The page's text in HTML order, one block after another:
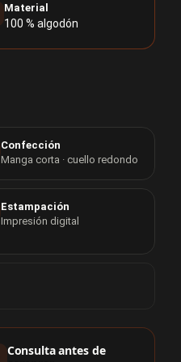
Material
100 % algodón
Confección
Manga corta · cuello redondo
Estampación
Impresión digital
Consulta antes de